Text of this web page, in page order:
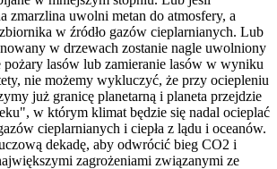
zmarzlina uwolni metan do atmosfery, a
w źródło gazów cieplarnianych. Lub
w drzewach zostanie nagle uwolniony
pożary lasów lub zamieranie lasów w wyniku
nie możemy wykluczyć, że przy ociepleniu
już granicę planetarną i planeta przejdzie
w którym klimat będzie się nadal ocieplać
cieplarnianych i ciepła z lądu i oceanów.
dekadę, aby odwrócić bieg CO2 i
zagrożeniami związanymi ze